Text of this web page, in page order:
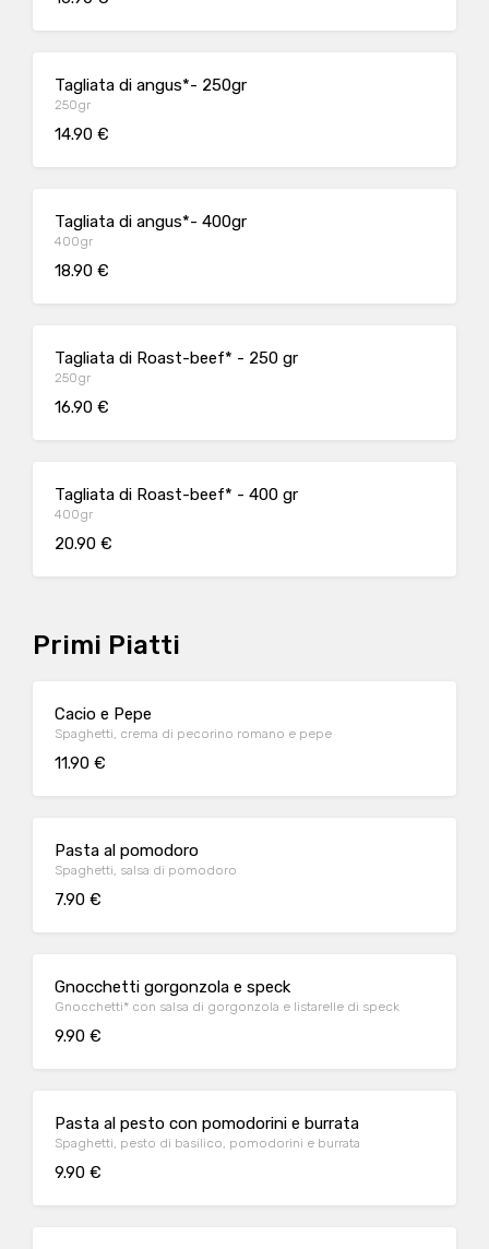
Tagliata di angus*- 250gr
250gr
14.90 €
Tagliata di angus*- 400gr
400gr
18.90 €
Tagliata di Roast-beef* - 250 gr
250gr
16.90 €
Tagliata di Roast-beef* - 400 gr
400gr
20.90 €
Primi Piatti
Cacio e Pepe
Spaghetti, crema di pecorino romano e pepe
11.90 €
Pasta al pomodoro
Spaghetti, salsa di pomodoro
7.90 €
Gnocchetti gorgonzola e speck
Gnocchetti* con salsa di gorgonzola e listarelle di speck
9.90 €
Pasta al pesto con pomodorini e burrata
Spaghetti, pesto di basilico, pomodorini e burrata
9.90 €